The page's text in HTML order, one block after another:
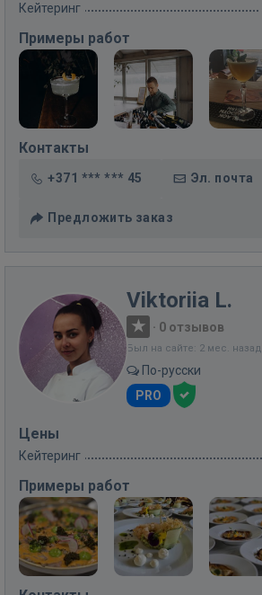
Кейтеринг
Примеры работ
Контакты
+371 *** *** 45 Эл. почта
Предложить заказ
Viktoriia L.
· 0 отзывов
Был на сайте: 2 мес. назад
По-русски
PRO
Цены
Кейтеринг
Примеры работ